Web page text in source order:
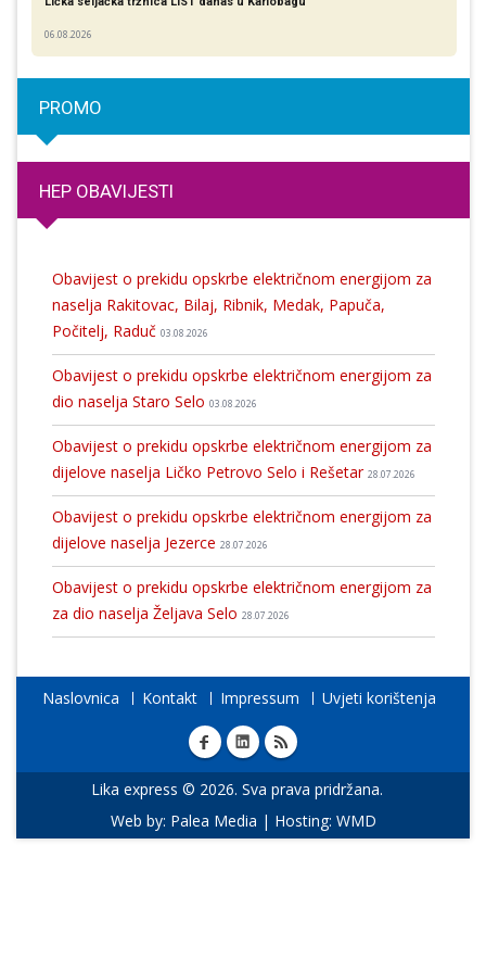
06.08.2026
PROMO
HEP OBAVIJESTI
Obavijest o prekidu opskrbe električnom energijom za
naselja Rakitovac, Bilaj, Ribnik, Medak, Papuča,
Počitelj, Raduč 03.08.2026
Obavijest o prekidu opskrbe električnom energijom za
dio naselja Staro Selo 03.08.2026
Obavijest o prekidu opskrbe električnom energijom za
dijelove naselja Ličko Petrovo Selo i Rešetar 28.07.2026
Obavijest o prekidu opskrbe električnom energijom za
dijelove naselja Jezerce 28.07.2026
Obavijest o prekidu opskrbe električnom energijom za
za dio naselja Željava Selo 28.07.2026
Naslovnica Kontakt Impressum Uvjeti korištenja
Lika express © 2026. Sva prava pridržana.
Web by: Palea Media | Hosting: WMD